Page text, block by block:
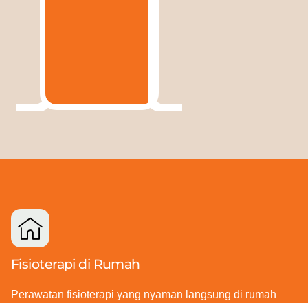
Fisioterapi di Rumah
Perawatan fisioterapi yang nyaman langsung di rumah